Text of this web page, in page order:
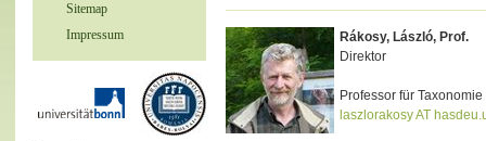
Sitemap
Impressum
Rákosy, László, Prof.
Direktor
Professor für
laszlorakosy AT